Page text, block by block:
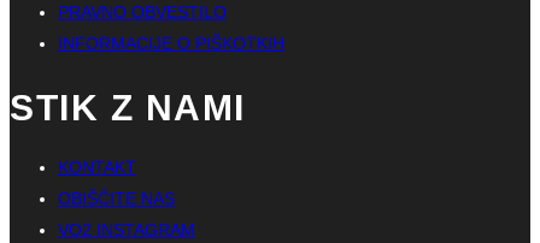
PRAVNO OBVESTILO
INFORMACIJE O PIŠKOTKIH
STIK Z NAMI
KONTAKT
OBIŠČITE NAS
VO2 INSTAGRAM